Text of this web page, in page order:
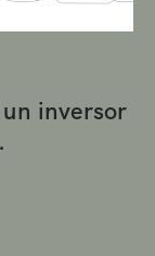
inversor